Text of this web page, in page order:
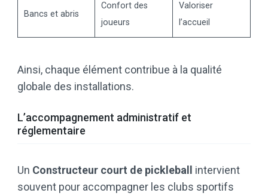
Bancs et abris
Confort des
joueurs
Valoriser
l’accueil
Ainsi, chaque élément contribue à la qualité
globale des installations.
L’accompagnement administratif et
réglementaire
Un Constructeur court de pickleball
intervient
souvent pour accompagner les clubs sportifs